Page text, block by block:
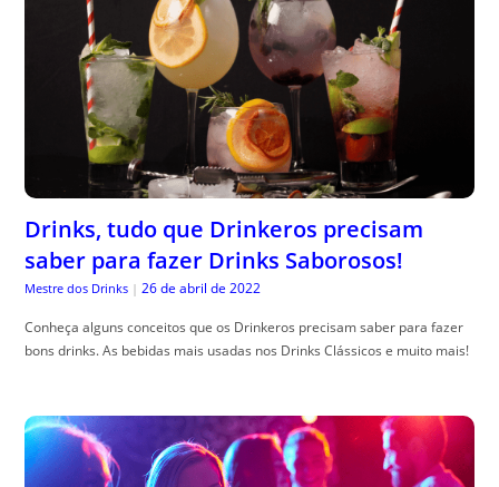
Drinks, tudo que Drinkeros precisam
saber para fazer Drinks Saborosos!
Mestre dos Drinks | 26 de abril de 2022
Conheça alguns conceitos que os Drinkeros precisam saber para fazer
bons drinks. As bebidas mais usadas nos Drinks Clássicos e muito mais!